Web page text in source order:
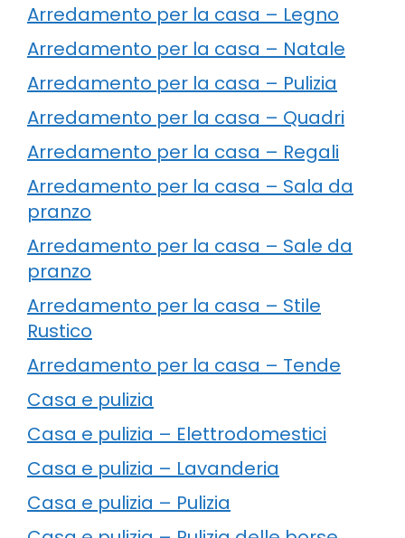
Arredamento per la casa – Legno
Arredamento per la casa – Natale
Arredamento per la casa – Pulizia
Arredamento per la casa – Quadri
Arredamento per la casa – Regali
Arredamento per la casa – Sala da
pranzo
Arredamento per la casa – Sale da
pranzo
Arredamento per la casa – Stile
Rustico
Arredamento per la casa – Tende
Casa e pulizia
Casa e pulizia – Elettrodomestici
Casa e pulizia – Lavanderia
Casa e pulizia – Pulizia